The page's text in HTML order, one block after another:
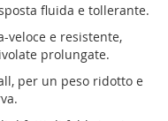
fluida e tollerante.
veloce e resistente,
prolungate.
per un peso ridotto e